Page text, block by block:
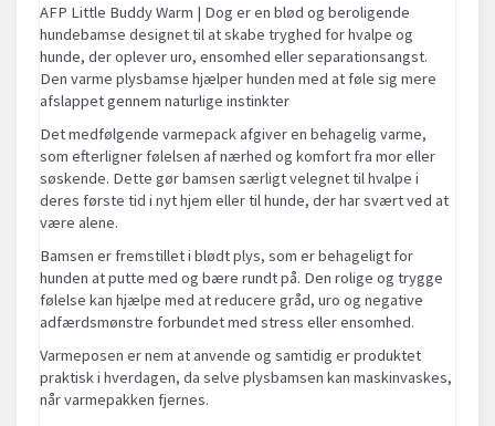
AFP Little Buddy Warm | Dog er en blød og beroligende
hundebamse designet til at skabe tryghed for hvalpe og
hunde, der oplever uro, ensomhed eller separationsangst.
Den varme plysbamse hjælper hunden med at føle sig mere
afslappet gennem naturlige instinkter
Det medfølgende varmepack afgiver en behagelig varme,
som efterligner følelsen af nærhed og komfort fra mor eller
søskende. Dette gør bamsen særligt velegnet til hvalpe i
deres første tid i nyt hjem eller til hunde, der har svært ved at
være alene.
Bamsen er fremstillet i blødt plys, som er behageligt for
hunden at putte med og bære rundt på. Den rolige og trygge
følelse kan hjælpe med at reducere gråd, uro og negative
adfærdsmønstre forbundet med stress eller ensomhed.
Varmeposen er nem at anvende og samtidig er produktet
praktisk i hverdagen, da selve plysbamsen kan maskinvaskes,
når varmepakken fjernes.